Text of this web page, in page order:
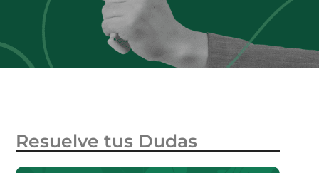
Resuelve tus Dudas